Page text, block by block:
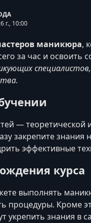
г., 10:00
маникюра,
за час и освоить
—
закрепите
эффективные
курса
выполнять
процедуры. Кроме
укрепить знания в